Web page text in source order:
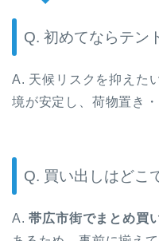
Q. 初めてならテン
A. 天候リスクを抑えた
境が安定し、荷物置き
Q. 買い出しはどこ
A.帯広市街でまとめ買